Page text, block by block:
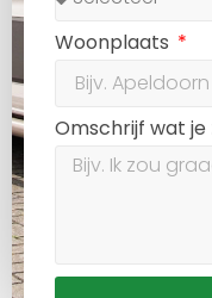
Woonplaats
Omschrijf wat je